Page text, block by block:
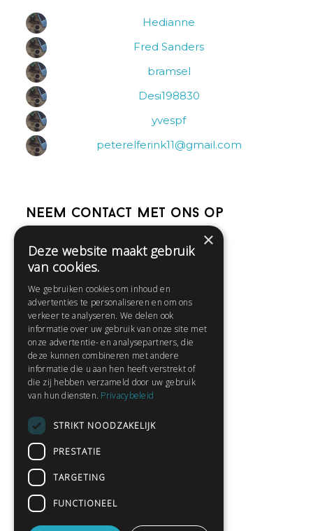
Hedianne
Fred Sanders
bramsel
Desi198830
yvespf
peterelferink11@gmail.com
Neem contact met ons op
Help
Contact
Huisregels
Snel naar:
Gratis aanmelden
Privacybeleid
Gedichten lezen
Schrijfwedstrijden
×
Deze website maakt gebruik
van cookies.
We gebruiken cookies om inhoud en
advertenties te personaliseren en om ons
verkeer te analyseren. We delen ook
informatie over uw gebruik van onze site met
onze advertentie- en analysepartners, die
deze kunnen combineren met andere
informatie die u aan hen heeft verstrekt of
die zij hebben verzameld door uw gebruik
van hun diensten. Privacybeleid
STRIKT NOODZAKELIJK
PRESTATIE
TARGETING
FUNCTIONEEL